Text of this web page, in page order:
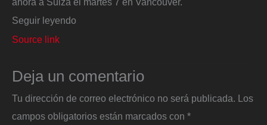
Seguir leyendo
Source link
Deja un comentario
Tu dirección de correo electrónico no será publicada. Los
campos obligatorios están marcados con *